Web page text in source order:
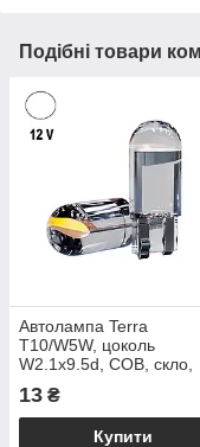
Подібні товари
Автолампа Terra
T10/W5W, цоколь
W2.1x9.5d, COB, скло,
13 ₴
Купити